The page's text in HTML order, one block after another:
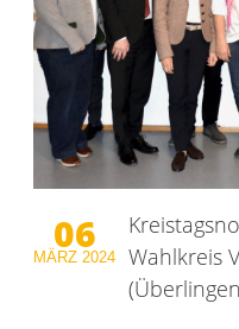
06
MÄRZ2024
Wahlkreis